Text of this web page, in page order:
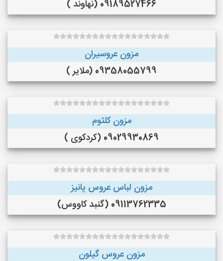
09189527466 (نهاوند )
مزون عروسیران
09358055799 (ملایر )
مزون کلثوم
09029930869 (کردکوی )
مزون لباس عروس پانیز
09113762335 (گنبد کاووس)
مزون عروس گیلون